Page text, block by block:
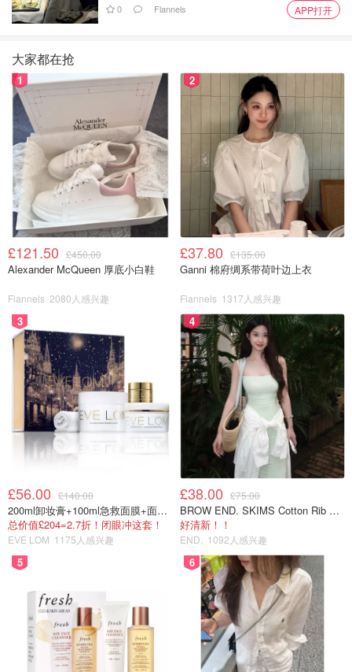
0 Flannels APP打开
大家都在抢
1
£121.50 £450.00
Alexander McQueen 厚底小白鞋
Flannels 2080人感兴趣
2
£37.80 £135.00
Ganni 棉府绸系带荷叶边上衣
Flannels 1317人感兴趣
3
£56.00 £140.00
200ml卸妆膏+100ml急救面膜+面霜+洁颜布
总价值£204=2.7折！闭眼冲这套！
EVE LOM 1175人感兴趣
4
£38.00 £75.00
BROW END. SKIMS Cotton Rib 长款背心连衣裙 薄荷绿
好清新！！
END. 1092人感兴趣
5 6